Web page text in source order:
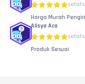
Harga Murah
Alisya Aca
Produk Sesuai